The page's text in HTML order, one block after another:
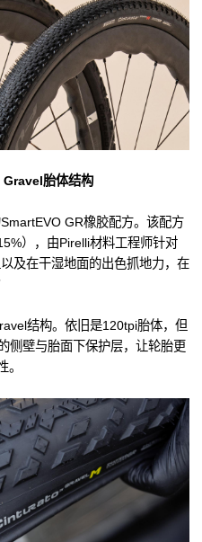
胎体结构
GR橡胶配方。该配方
），由Pirelli材料工程师针对
及在干湿地面的出色抓地力，在
结构。依旧是120tpi胎体，但
侧壁与胎面下保护层，让轮胎更